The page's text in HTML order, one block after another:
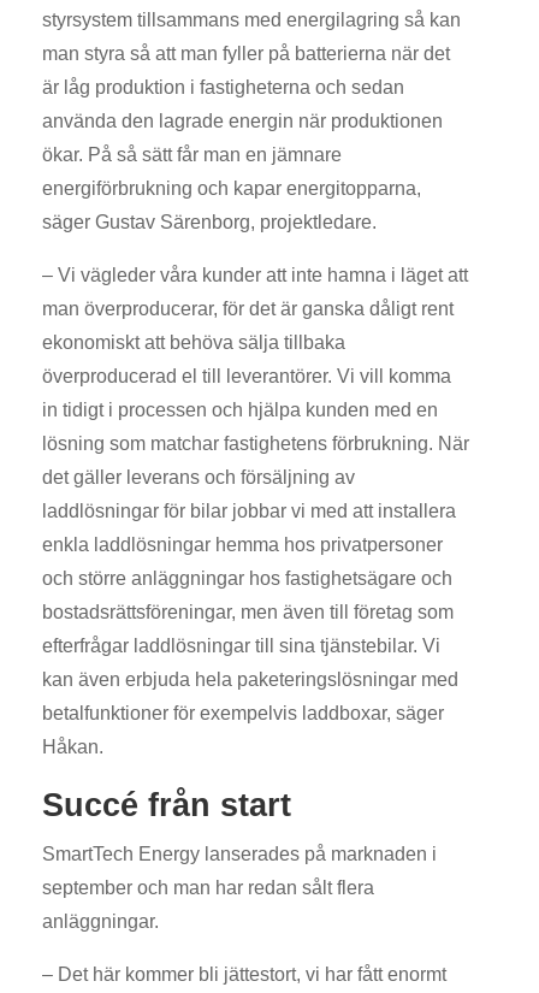
styrsystem tillsammans med energilagring så kan
man styra så att man fyller på batterierna när det
är låg produktion i fastigheterna och sedan
använda den lagrade energin när produktionen
ökar. På så sätt får man en jämnare
energiförbrukning och kapar energitopparna,
säger Gustav Särenborg, projektledare.
– Vi vägleder våra kunder att inte hamna i läget att
man överproducerar, för det är ganska dåligt rent
ekonomiskt att behöva sälja tillbaka
överproducerad el till leverantörer. Vi vill komma
in tidigt i processen och hjälpa kunden med en
lösning som matchar fastighetens förbrukning. När
det gäller leverans och försäljning av
laddlösningar för bilar jobbar vi med att installera
enkla laddlösningar hemma hos privatpersoner
och större anläggningar hos fastighetsägare och
bostadsrättsföreningar, men även till företag som
efterfrågar laddlösningar till sina tjänstebilar. Vi
kan även erbjuda hela paketeringslösningar med
betalfunktioner för exempelvis laddboxar, säger
Håkan.
Succé från start
SmartTech Energy lanserades på marknaden i
september och man har redan sålt flera
anläggningar.
– Det här kommer bli jättestort, vi har fått enormt